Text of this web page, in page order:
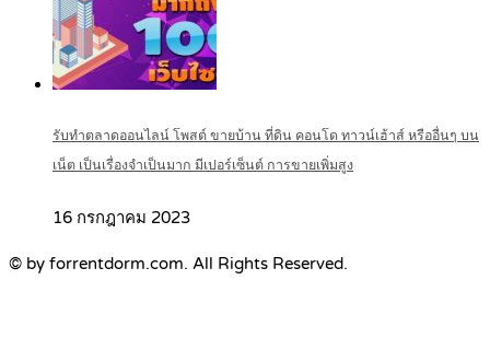
รับทำตลาดออนไลน์ โพสต์ ขายบ้าน ที่ดิน คอนโด ทาวน์เฮ้าส์ หรืออื่นๆ บน
เน็ต เป็นเรื่องจำเป็นมาก มีเปอร์เซ็นต์ การขายเพิ่มสูง
16 กรกฎาคม 2023
© by forrentdorm.com. All Rights Reserved.